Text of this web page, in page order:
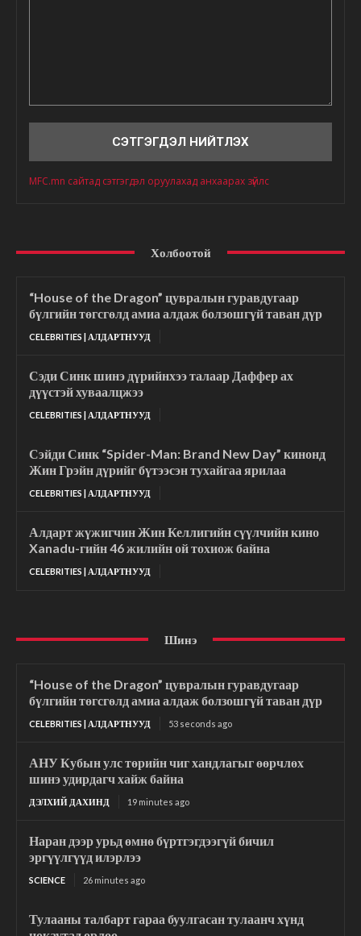
MFC.mn сайтад сэтгэгдэл оруулахад анхаарах зүйлс
Холбоотой
“House of the Dragon” цувралын гуравдугаар
бүлгийн төгсгөлд амиа алдаж болзошгүй таван дүр
CELEBRITIES | АЛДАРТНУУД
Сэди Синк шинэ дүрийнхээ талаар Даффер ах
дүүстэй хуваалцжээ
CELEBRITIES | АЛДАРТНУУД
Сэйди Синк “Spider-Man: Brand New Day” кинонд
Жин Грэйн дүрийг бүтээсэн тухайгаа ярилаа
CELEBRITIES | АЛДАРТНУУД
Алдарт жүжигчин Жин Келлигийн сүүлчийн кино
Xanadu-гийн 46 жилийн ой тохиож байна
CELEBRITIES | АЛДАРТНУУД
Шинэ
“House of the Dragon” цувралын гуравдугаар
бүлгийн төгсгөлд амиа алдаж болзошгүй таван дүр
CELEBRITIES | АЛДАРТНУУД 53 seconds ago
АНУ Кубын улс төрийн чиг хандлагыг өөрчлөх
шинэ удирдагч хайж байна
ДЭЛХИЙ ДАХИНД 19 minutes ago
Наран дээр урьд өмнө бүртгэгдээгүй бичил
эргүүлгүүд илэрлээ
SCIENCE 26 minutes ago
Тулааны талбарт гараа буулгасан тулаанч хүнд